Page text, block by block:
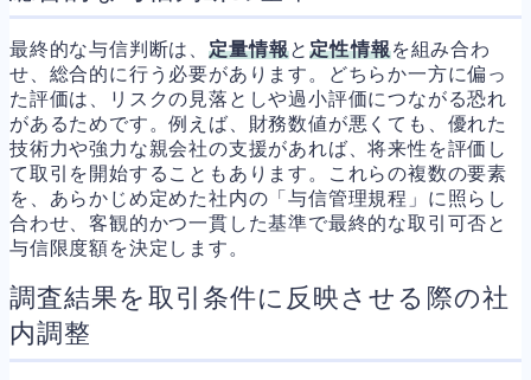
最終的な与信判断は、 定量情報と定性情報を組み合わ
せ、総合的に行う必要があります。どちらか一方に偏っ
た評価は、リスクの見落としや過小評価につながる恐れ
があるためです。例えば、財務数値が悪くても、優れた
技術力や強力な親会社の支援があれば、将来性を評価し
て取引を開始することもあります。これらの複数の要素
を、あらかじめ定めた社内の「与信管理規程」に照らし
合わせ、客観的かつ一貫した基準で最終的な取引可否と
与信限度額を決定します。
調査結果を取引条件に反映させる際の社
内調整